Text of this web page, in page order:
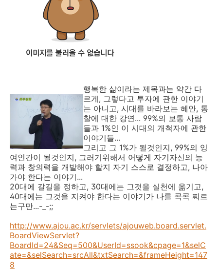
행복한 삶이라는 제목과는 약간 다
르게, 그렇다고 투자에 관한 이야기
는 아니고, 시대를 바라보는 혜안, 통
찰에 대한 강연... 99%의 보통 사람
들과 1%인 이 시대의 개척자에 관한
이야기들...
그리고 그 1%가 될것인지, 99%의 잉
여인간이 될것인지, 그러기위해서 어떻게 자기자신의 능
력과 창의력을 개발해야 할지 자기 스스로 결정하고, 나아
가야 한다는 이야기...
20대에 갈길을 정하고, 30대에는 그것을 실천에 옮기고,
40대에는 그것을 지켜야 한다는 이야기가 나를 콕콕 찌르
는구만...-_-;;
http://www.ajou.ac.kr/servlets/ajouweb.board.servlet.
BoardViewServlet?
BoardId=24&Seq=500&UserId=ssook&cpage=1&selC
ate=&selSearch=srcAll&txtSearch=&frameHeight=147
8